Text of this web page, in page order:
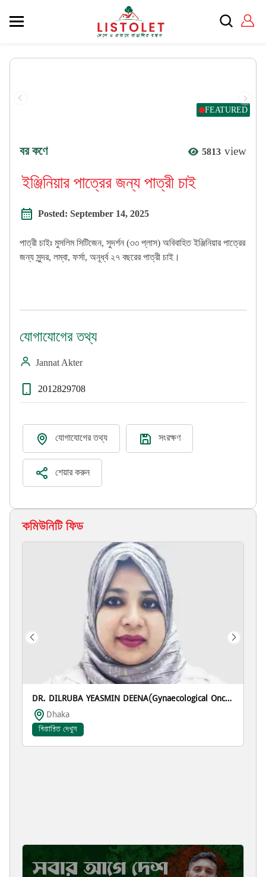
FEATURED
বর কণে 5813 view
ইঞ্জিনিয়ার পাত্রের জন্য পাত্রী চাই
Posted: September 14, 2025
পাত্রী চাইঃ মুসলিম সিটিজেন, সুদর্শন (৩৩ প্লাস) অবিবাহিত ইঞ্জিনিয়ার পাত্রের
জন্য সুন্দর, লম্বা, ফর্সা, অনূর্ধ্ব ২৭ বছরের পাত্রী চাই।
যোগাযোগের তথ্য
Jannat Akter
2012829708
যোগাযোগের তথ্য সংরক্ষণ
শেয়ার করুন
কমিউনিটি ফিড
DR. DILRUBA YEASMIN DEENA(Gynaecological Oncology)
Dhaka
বিস্তারিত দেখুন